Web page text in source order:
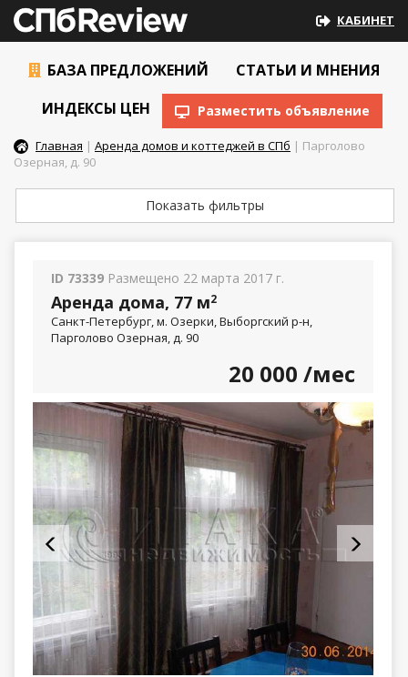
КАБИНЕТ
БАЗА ПРЕДЛОЖЕНИЙ
СТАТЬИ И МНЕНИЯ
ИНДЕКСЫ ЦЕН
Разместить объявление
Главная | Аренда домов и коттеджей в СПб | Парголово
Озерная, д. 90
Показать фильтры
ID 73339 Размещено 22 марта 2017 г.
Аренда дома, 77 м2
Санкт-Петербург, м. Озерки, Выборгский р-н,
Парголово Озерная, д. 90
20 000 /мес